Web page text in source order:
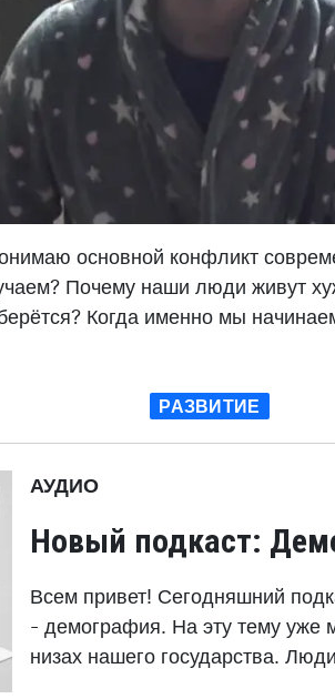
основной конфликт
Почему наши люди живут
Когда именно мы
РАЗВИТИЕ
АУДИО
Новый подкаст:
Всем привет! Сегодняшний
- демография. На эту тему уже
низах нашего государства.